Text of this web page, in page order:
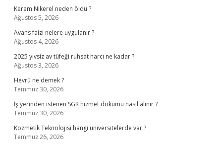
Kerem Nikerel neden öldü ?
Ağustos 5, 2026
Avans faizi nelere uygulanır ?
Ağustos 4, 2026
2025 yivsiz av tüfeği ruhsat harcı ne kadar ?
Ağustos 3, 2026
Hevrü ne demek ?
Temmuz 30, 2026
İş yerinden istenen SGK hizmet dökümü nasıl alınır ?
Temmuz 30, 2026
Kozmetik Teknolojisi hangi üniversitelerde var ?
Temmuz 26, 2026